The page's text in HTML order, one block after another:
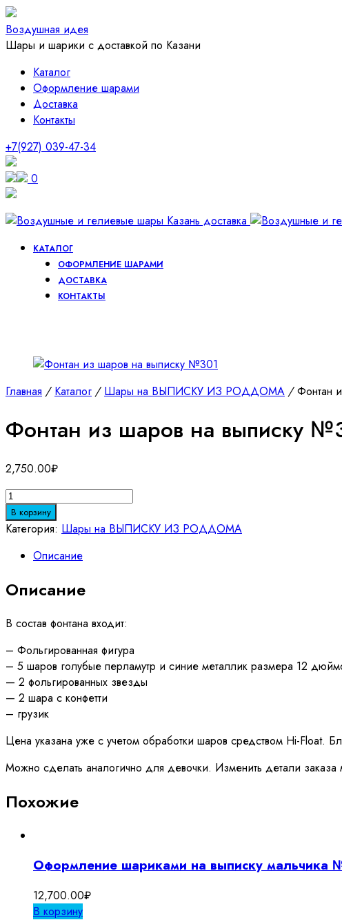
Воздушная идея
Шары и шарики с доставкой по Казани
Каталог
Оформление шарами
Доставка
Контакты
+7(927) 039-47-34
0
КАТАЛОГ
ОФОРМЛЕНИЕ ШАРАМИ
ДОСТАВКА
КОНТАКТЫ
Главная / Каталог / Шары на ВЫПИСКУ ИЗ РОДДОМА /Фонтан
Фонтан из шаров на выписку
2,750.00₽
Количество
товара
Фонтан
шаров
выписку
В корзину
Категория: Шары на ВЫПИСКУ ИЗ РОДДОМА
Описание
Описание
В состав фонтана входит:
– Фольгированная фигура
– 5 шаров голубые перламутр и синие металлик размера 12
— 2 фольгированных звезды
— 2 шара с конфетти
– грузик
Цена указана уже с учетом обработки шаров средством Hi-Float.
Можно сделать аналогично для девочки. Изменить детали
Похожие
Оформление шариками на выписку мальчика
12,700.00₽
В корзину